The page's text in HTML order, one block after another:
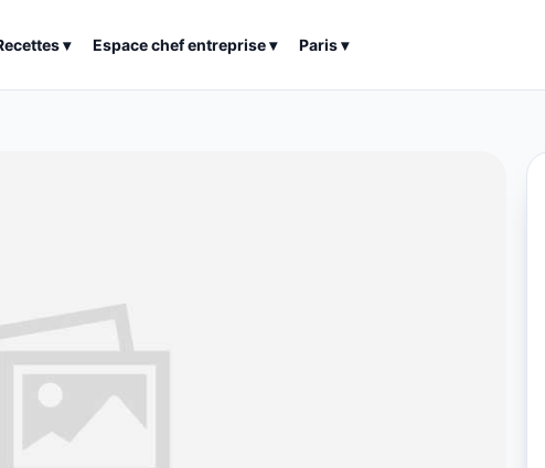
▾ Espace chef entreprise▾ Paris▾